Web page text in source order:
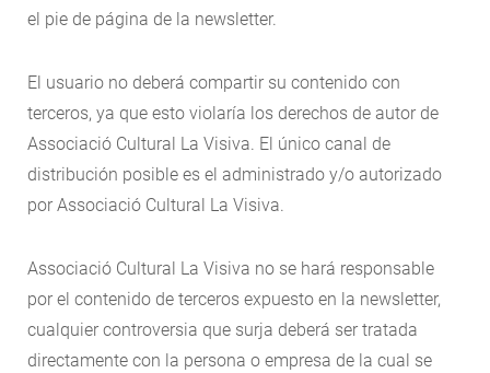
el pie de página de la newsletter.
El usuario no deberá compartir su contenido con
terceros, ya que esto violaría los derechos de autor de
Associació Cultural La Visiva. El único canal de
distribución posible es el administrado y/o autorizado
por Associació Cultural La Visiva.
Associació Cultural La Visiva no se hará responsable
por el contenido de terceros expuesto en la newsletter,
cualquier controversia que surja deberá ser tratada
directamente con la persona o empresa de la cual se